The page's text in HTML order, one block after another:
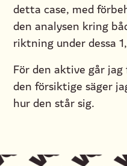
detta case, med
den analysen kring
riktning under dessa
För den aktive går
den försiktige säger
hur den står sig.